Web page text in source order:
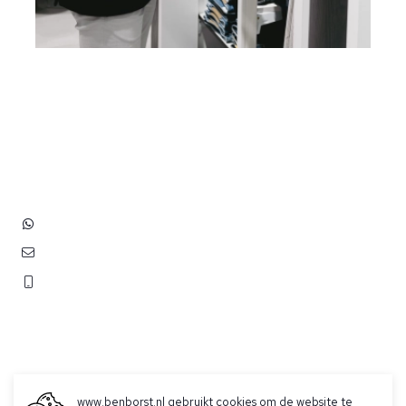
www.benborst.nl gebruikt cookies om de website te